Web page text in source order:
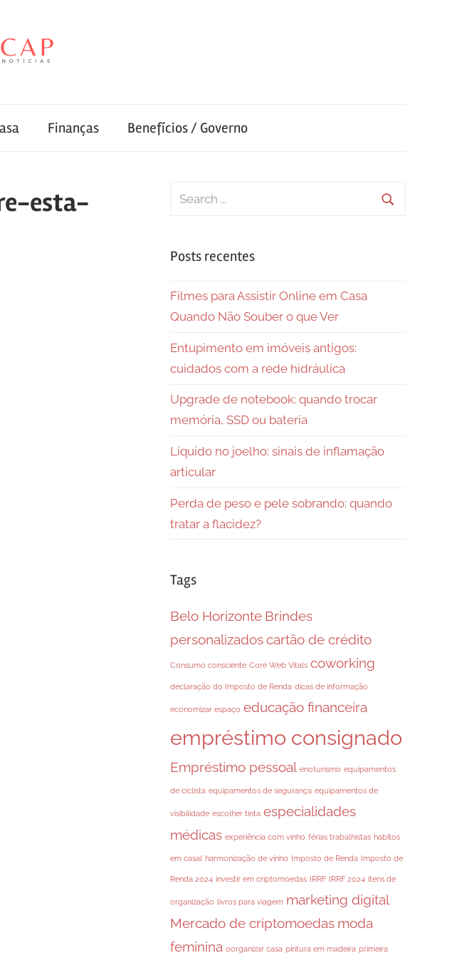
Finanças Benefícios / Governo
esta-
Search
Posts recentes
Filmes para Assistir Online em Casa
Quando Não Souber o que Ver
Entupimento em imóveis antigos:
cuidados com a rede hidráulica
Upgrade de notebook: quando trocar
memória, SSD ou bateria
Líquido no joelho: sinais de inflamação
articular
Perda de peso e pele sobrando: quando
tratar a flacidez?
Tags
Belo Horizonte Brindes
personalizadoscartão de crédito
Consumo consciente Core Web Vitals coworking
declaração do Imposto de Renda dicas de informação
economizar espaço educação financeira
empréstimo consignado
Empréstimo pessoal enoturismo equipamentos
de ciclista equipamentos de segurança equipamentos de
visibilidade escolher tinta especialidades
médicas experiência com vinho férias trabalhistas habitos
em casal harmonização de vinho Imposto de Renda Imposto de
Renda 2024 investir em criptomoedas IRRF IRRF 2024 itens de
organização livros para viagem marketing digital
Mercado de criptomoedas moda
feminina oorganizar casa pintura em madeira primeira